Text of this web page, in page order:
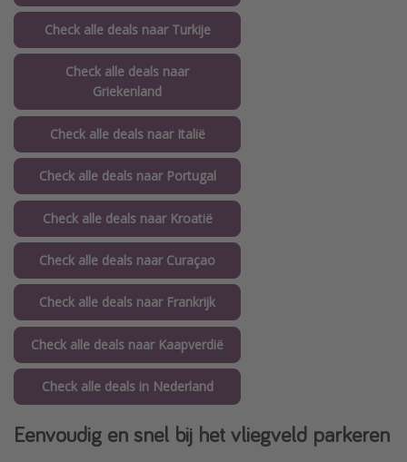
Check alle deals naar Turkije
Check alle deals naar
Griekenland
Check alle deals naar Italië
Check alle deals naar Portugal
Check alle deals naar Kroatië
Check alle deals naar Curaçao
Check alle deals naar Frankrijk
Check alle deals naar Kaapverdië
Check alle deals in Nederland
Eenvoudig en snel bij het vliegveld parkeren